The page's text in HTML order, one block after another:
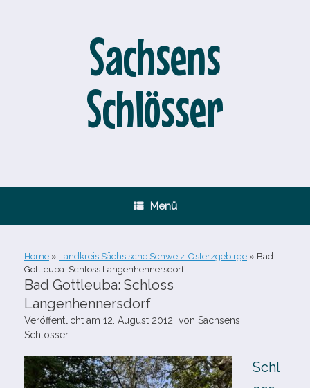
Sachsens
Schlösser
Menü
Home » Landkreis Sächsische Schweiz-Osterzgebirge » Bad
Gottleuba: Schloss Langenhennersdorf
Bad Gottleuba: Schloss
Langenhennersdorf
Veröffentlicht am 12. August 2012 von Sachsens
Schlösser
Schl